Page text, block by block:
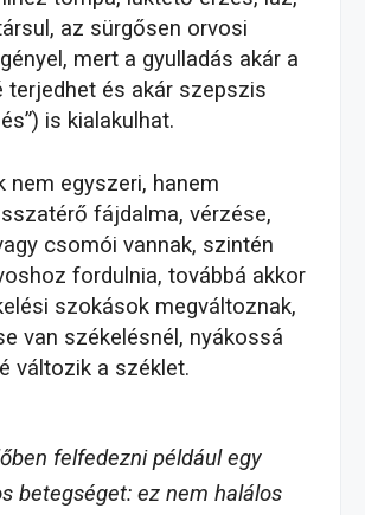
az sürgősen orvosi
mert a gyulladás akár a
terjedhet és akár szepszis
is kialakulhat.
nem egyszeri, hanem
fájdalma, vérzése,
csomói vannak, szintén
fordulnia, továbbá akkor
szokások megváltoznak,
van székelésnél, nyákossá
változik a széklet.
felfedezni például egy
betegséget: ez nem halálos